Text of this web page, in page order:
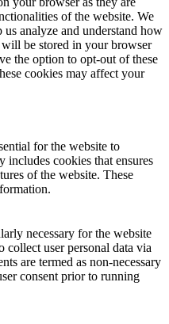
of the website. We
analyze and understand how
be stored in your browser
the option to opt-out of these
cookies may affect your
for the website to
cookies that ensures
of the website. These
necessary for the website
user personal data via
are termed as non-necessary
consent prior to running